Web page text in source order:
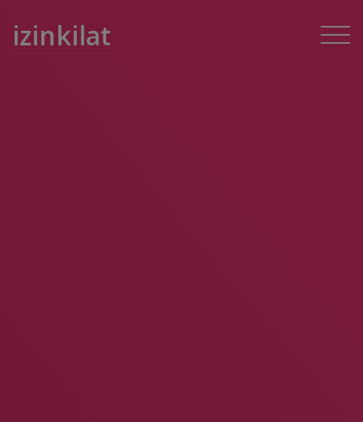
izinkilat